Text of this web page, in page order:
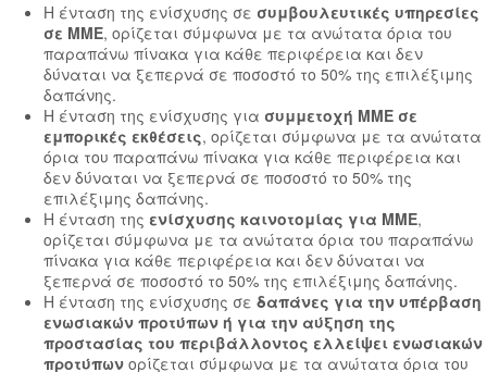
Η ένταση της ενίσχυσης σε συμβουλευτικές υπηρεσίες
σε MME, ορίζεται σύμφωνα με τα ανώτατα όρια του
παραπάνω πίνακα για κάθε περιφέρεια και δεν
δύναται να ξεπερνά σε ποσοστό το 50% της επιλέξιμης
δαπάνης.
Η ένταση της ενίσχυσης για συμμετοχή ΜΜΕ σε
εμπορικές εκθέσεις, ορίζεται σύμφωνα με τα ανώτατα
όρια του παραπάνω πίνακα για κάθε περιφέρεια και
δεν δύναται να ξεπερνά σε ποσοστό το 50% της
επιλέξιμης δαπάνης.
Η ένταση της ενίσχυσης καινοτομίας για ΜΜΕ,
ορίζεται σύμφωνα με τα ανώτατα όρια του παραπάνω
πίνακα για κάθε περιφέρεια και δεν δύναται να
ξεπερνά σε ποσοστό το 50% της επιλέξιμης δαπάνης.
Η ένταση της ενίσχυσης σε δαπάνες για την υπέρβαση
ενωσιακών προτύπων ή για την αύξηση της
προστασίας του περιβάλλοντος ελλείψει ενωσιακών
προτύπων ορίζεται σύμφωνα με τα ανώτατα όρια του